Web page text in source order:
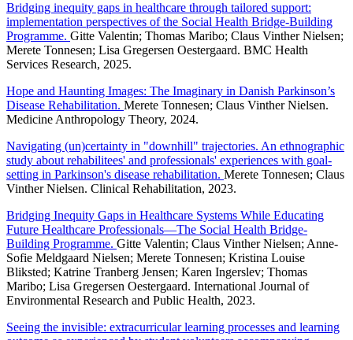
Bridging inequity gaps in healthcare through tailored support:
implementation perspectives of the Social Health Bridge-Building
Programme. Gitte Valentin; Thomas Maribo; Claus Vinther Nielsen;
Merete Tonnesen; Lisa Gregersen Oestergaard. BMC Health
Services Research, 2025.
Hope and Haunting Images: The Imaginary in Danish Parkinson’s
Disease Rehabilitation. Merete Tonnesen; Claus Vinther Nielsen.
Medicine Anthropology Theory, 2024.
Navigating (un)certainty in "downhill" trajectories. An ethnographic
study about rehabilitees' and professionals' experiences with goal-
setting in Parkinson's disease rehabilitation. Merete Tonnesen; Claus
Vinther Nielsen. Clinical Rehabilitation, 2023.
Bridging Inequity Gaps in Healthcare Systems While Educating
Future Healthcare Professionals—The Social Health Bridge-
Building Programme. Gitte Valentin; Claus Vinther Nielsen; Anne-
Sofie Meldgaard Nielsen; Merete Tonnesen; Kristina Louise
Bliksted; Katrine Tranberg Jensen; Karen Ingerslev; Thomas
Maribo; Lisa Gregersen Oestergaard. International Journal of
Environmental Research and Public Health, 2023.
Seeing the invisible: extracurricular learning processes and learning